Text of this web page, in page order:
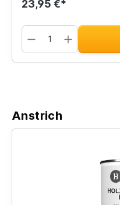
23,95 €*
Anstrich